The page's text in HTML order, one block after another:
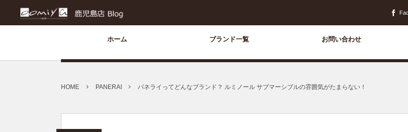
ホーム ブランド一覧 お問い合わせ
HOME PANERAI パネライってどんなブランド？ ルミノール サブマーシブルの雰囲気がたまらない！